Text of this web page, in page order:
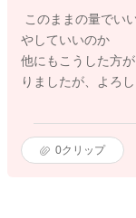
このままの量でい
やしていいのか
他にもこうした方
りましたが、よろ
0クリップ